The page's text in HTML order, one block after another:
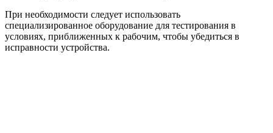
При необходимости следует использовать
специализированное оборудование для тестирования в
условиях, приближенных к рабочим, чтобы убедиться в
исправности устройства.